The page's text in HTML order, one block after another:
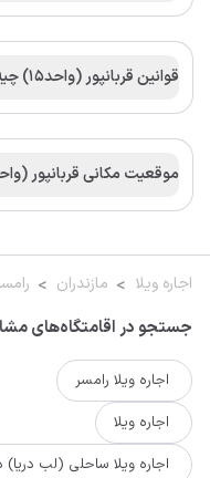
قوانین قربانپور (واحد15) چیه؟
موقعیت مکانی قربانپور (واحد15)
اجاره ویلا مازندران
جستجو در اقامتگاه‌های
اجاره ویلا رامسر
اجاره ویلا
اجاره ویلا ساحلی (لب دریا)